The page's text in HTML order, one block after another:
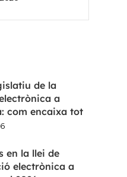
de la
a
com encaixa tot
en la llei de
electrònica a